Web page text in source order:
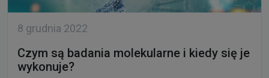
Czym są badania molekularne i kiedy się je
wykonuje?
Diagnostyka molekularna to jeden z najszybciej
rozwijających się działów współczesnej